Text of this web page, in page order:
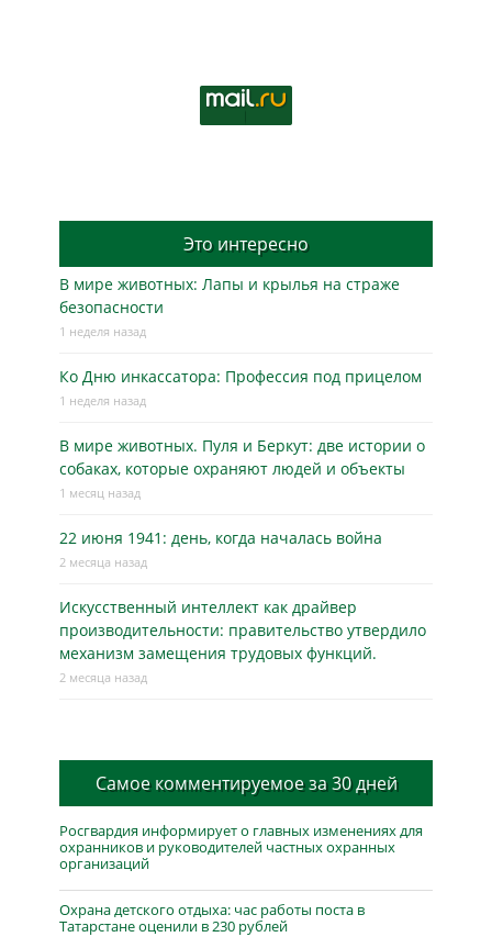
Это интересно
В мире животных: Лапы и крылья на страже
безопасности
1 неделя назад
Ко Дню инкассатора: Профессия под прицелом
1 неделя назад
В мире животных. Пуля и Беркут: две истории о
собаках, которые охраняют людей и объекты
1 месяц назад
22 июня 1941: день, когда началась война
2 месяца назад
Искусственный интеллект как драйвер
производительности: правительство утвердило
механизм замещения трудовых функций.
2 месяца назад
Самое комментируемое за 30 дней
Росгвардия информирует о главных изменениях для
охранников и руководителей частных охранных
организаций
Охрана детского отдыха: час работы поста в
Татарстане оценили в 230 рублей